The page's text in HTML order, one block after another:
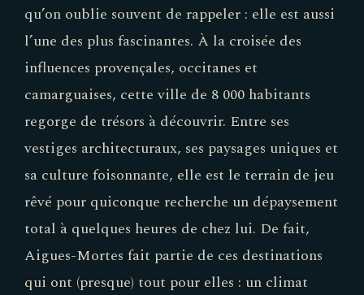
qu’on oublie souvent de rappeler : elle est aussi
l’une des plus fascinantes. À la croisée des
influences provençales, occitanes et
camarguaises, cette ville de 8 000 habitants
regorge de trésors à découvrir. Entre ses
vestiges architecturaux, ses paysages uniques et
sa culture foisonnante, elle est le terrain de jeu
rêvé pour quiconque recherche un dépaysement
total à quelques heures de chez lui. De fait,
Aigues-Mortes fait partie de ces destinations
qui ont (presque) tout pour elles : un climat